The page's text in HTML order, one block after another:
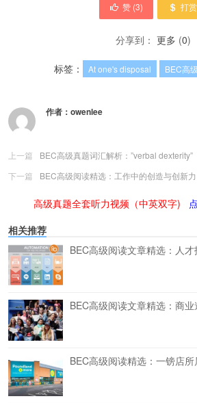
赞 (3) 打赏
分享到： 更多 (0)
标签： At one's disposal BEC高级
作者： owenlee
上一篇
BEC高级真题词汇解析：”verbal dexterity”
下一篇
BEC高级阅读精选：工作中的创造与创新力
高级真题全套听力视频（中英双字)
相关推荐
BEC高级阅读文章精选：人
BEC高级阅读文章精选：商
BEC高级阅读精选：一镑店